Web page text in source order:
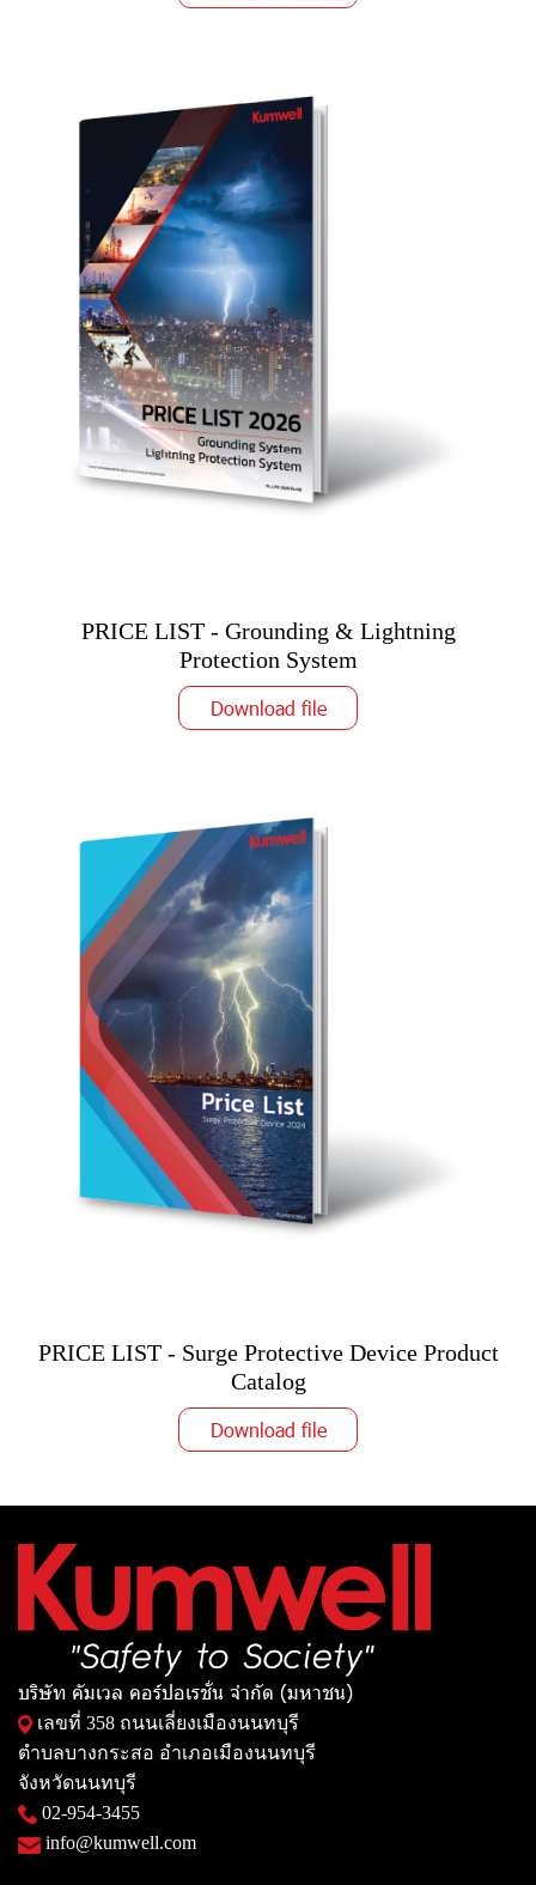
PRICE LIST - Grounding & Lightning
Protection System
Download file
PRICE LIST - Surge Protective Device Product
Catalog
Download file
บริษัท คัมเวล คอร์ปอเรชั่น จำกัด (มหาชน)
เลขที่ 358 ถนนเลี่ยงเมืองนนทบุรี
ตำบลบางกระสอ อำเภอเมืองนนทบุรี
จังหวัดนนทบุรี
02-954-3455
info@kumwell.com